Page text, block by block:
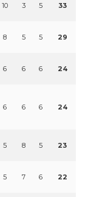
10 3 5 33
8 5 5 29
6 6 6 24
6 6 6 24
5 8 5 23
5 7 6 22